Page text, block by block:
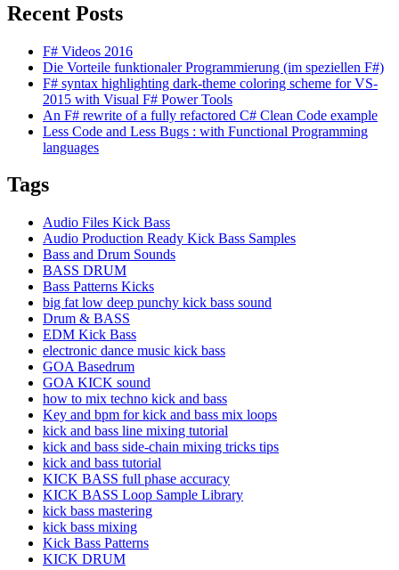
Recent Posts
F# Videos 2016
Die Vorteile funktionaler Programmierung (im speziellen F#)
F# syntax highlighting dark-theme coloring scheme for VS-
2015 with Visual F# Power Tools
An F# rewrite of a fully refactored C# Clean Code example
Less Code and Less Bugs : with Functional Programming
languages
Tags
Audio Files Kick Bass
Audio Production Ready Kick Bass Samples
Bass and Drum Sounds
BASS DRUM
Bass Patterns Kicks
big fat low deep punchy kick bass sound
Drum & BASS
EDM Kick Bass
electronic dance music kick bass
GOA Basedrum
GOA KICK sound
how to mix techno kick and bass
Key and bpm for kick and bass mix loops
kick and bass line mixing tutorial
kick and bass side-chain mixing tricks tips
kick and bass tutorial
KICK BASS full phase accuracy
KICK BASS Loop Sample Library
kick bass mastering
kick bass mixing
Kick Bass Patterns
KICK DRUM